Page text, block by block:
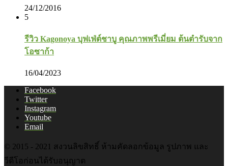
24/12/2016
5
รีวิว Kagonoya บุฟเฟ่ต์ชาบู คุณภาพพรีเมี่ยม ต้นตำรับจาก
โอซาก้า
16/04/2023
Facebook
Twitter
Instagram
Youtube
Email
© 2015 - 2021 สงวนลิขสิทธิ์ ห้ามคัดลอกข้อมูล รูปภาพ และ
วีดีโอก่อนได้รับอนุญาต